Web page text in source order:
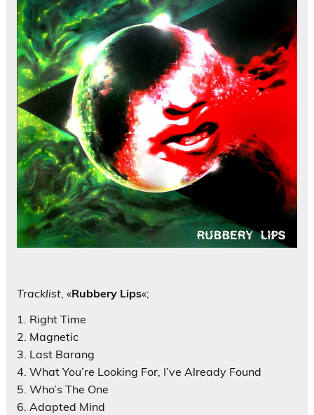
Tracklist, «Rubbery Lips«;
1. Right Time
2. Magnetic
3. Last Barang
4. What You’re Looking For, I’ve Already Found
5. Who’s The One
6. Adapted Mind